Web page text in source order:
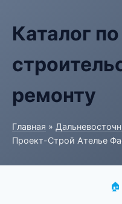
Каталог по
ремонту
Главная »
Проект-Строй Ателье